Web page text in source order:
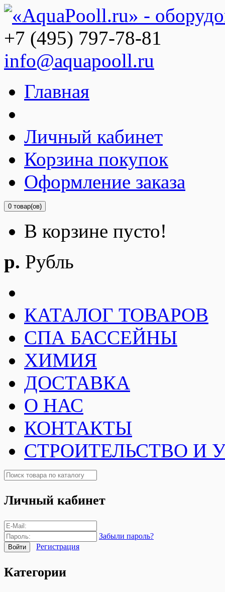
+7 (495) 797-78-81
info@aquapooll.ru
Главная
Личный кабинет
Корзина покупок
Оформление заказа
0 товар(ов)
В корзине пусто!
р. Рубль
КАТАЛОГ ТОВАРОВ
СПА БАССЕЙНЫ
ХИМИЯ
ДОСТАВКА
О НАС
КОНТАКТЫ
СТРОИТЕЛЬСТВО И
Личный кабинет
Забыли пароль?
Регистрация
Категории